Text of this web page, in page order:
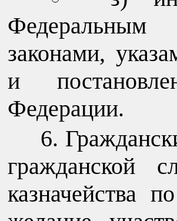
Федеральным
законами,
и
Федерации.
гражданской
казначейства